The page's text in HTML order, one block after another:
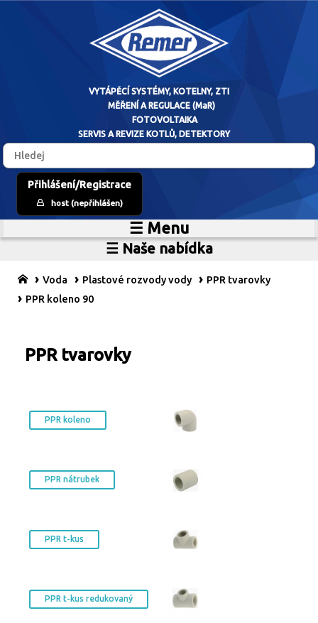
Přihlášení/Registrace
host (nepřihlášen)
☰ Menu
☰ Naše nabídka
Ostatní služby
Voda Plastové rozvody vody
PPR tvarovky
PPR koleno 90
PPR tvarovky
PPR koleno
PPR nátrubek
PPR t-kus
PPR t-kus redukovaný